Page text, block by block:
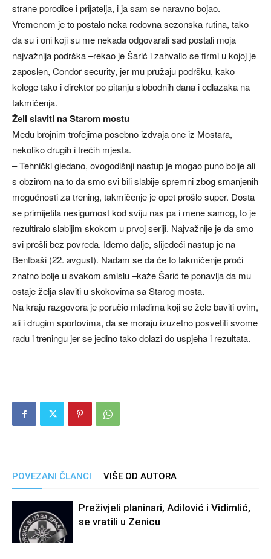
strane porodice i prijatelja, i ja sam se naravno bojao.
Vremenom je to postalo neka redovna sezonska rutina, tako
da su i oni koji su me nekada odgovarali sad postali moja
najvažnija podrška –rekao je Šarić i zahvalio se firmi u kojoj je
zaposlen, Condor security, jer mu pružaju podršku, kako
kolege tako i direktor po pitanju slobodnih dana i odlazaka na
takmičenja.
Želi slaviti na Starom mostu
Među brojnim trofejima posebno izdvaja one iz Mostara,
nekoliko drugih i trećih mjesta.
– Tehnički gledano, ovogodišnji nastup je mogao puno bolje ali
s obzirom na to da smo svi bili slabije spremni zbog smanjenih
mogućnosti za trening, takmičenje je opet prošlo super. Dosta
se primijetila nesigurnost kod sviju nas pa i mene samog, to je
rezultiralo slabijim skokom u prvoj seriji. Najvažnije je da smo
svi prošli bez povreda. Idemo dalje, slijedeći nastup je na
Bentbaši (22. avgust). Nadam se da će to takmičenje proći
znatno bolje u svakom smislu –kaže Šarić te ponavlja da mu
ostaje želja slaviti u skokovima sa Starog mosta.
Na kraju razgovora je poručio mladima koji se žele baviti ovim,
ali i drugim sportovima, da se moraju izuzetno posvetiti svome
radu i treningu jer se jedino tako dolazi do uspjeha i rezultata.
POVEZANI ČLANCI VIŠE OD AUTORA
Preživjeli planinari, Adilović i Vidimlić,
se vratili u Zenicu